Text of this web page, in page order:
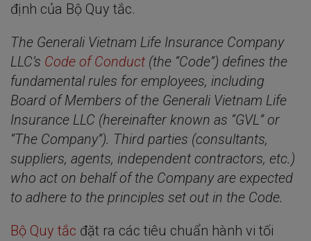
định của Bộ Quy tắc.
The Generali Vietnam Life Insurance Company
LLC’s Code of Conduct (the “Code”) defines the
fundamental rules for employees, including
Board of Members of the Generali Vietnam Life
Insurance LLC (hereinafter known as “GVL” or
“The Company”). Third parties (consultants,
suppliers, agents, independent contractors, etc.)
who act on behalf of the Company are expected
to adhere to the principles set out in the Code.
Bộ Quy tắc đặt ra các tiêu chuẩn hành vi tối